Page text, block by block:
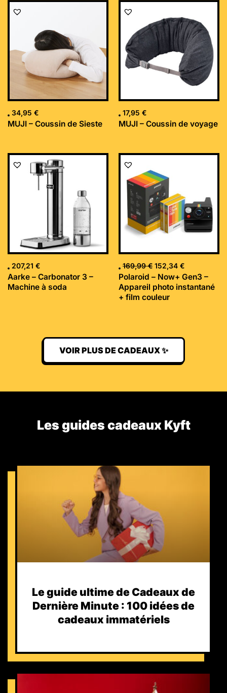
34,95 €
MUJI – Coussin de Sieste
17,95 €
MUJI – Coussin de voyage
207,21 €
Aarke – Carbonator 3 –
Machine à soda
169,99€
Le
initial
était :
169,99 €.
152,34 €
Le
Polaroid – Now+ Gen3 –
Appareil photo instantané
+ film couleur
VOIR PLUS DE CADEAUX ✨
Les guides cadeaux Kyft​
Le guide ultime de Cadeaux de
Dernière Minute : 100 idées de
cadeaux immatériels